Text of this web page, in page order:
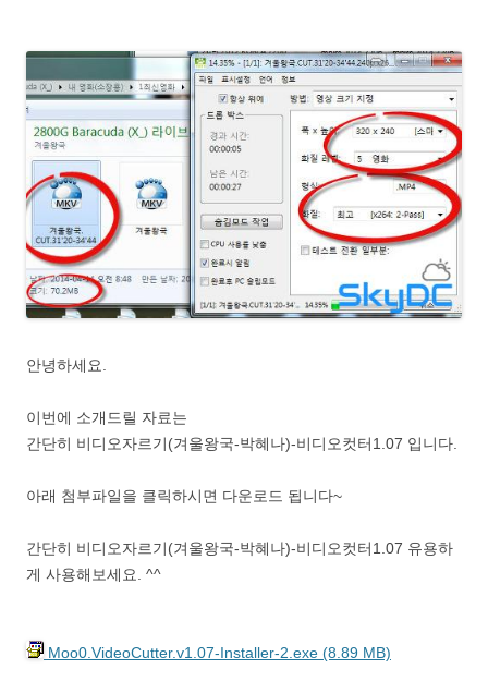
안녕하세요.
이번에 소개드릴 자료는
간단히 비디오자르기(겨울왕국-박혜나)-비디오컷터1.07 입니다.
아래 첨부파일을 클릭하시면 다운로드 됩니다~
간단히 비디오자르기(겨울왕국-박혜나)-비디오컷터1.07 유용하
게 사용해보세요. ^^
Moo0.VideoCutter.v1.07-Installer-2.exe (8.89 MB)